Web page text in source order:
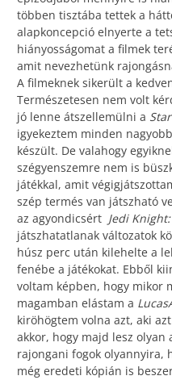
többen tisztába tettek a
alapkoncepció elnyerte a
hiányosságomat a filmek
amit nevezhetünk
A filmeknek sikerült a
Természetesen nem volt
jó lenne átszellemülni a
igyekeztem minden
készült. De valahogy
szégyenszemre nem is
játékkal, amit
szép termés van játszható
az agyondicsért Jedi
játszhatatlanak változatok
húsz perc után kilehelte a
fenébe a játékokat. Ebből
voltam képben, hogy mikor
magamban elástam a
kiröhögtem volna azt, aki
akkor, hogy majd lesz
rajongani fogok olyannyira,
még eredeti kópián is